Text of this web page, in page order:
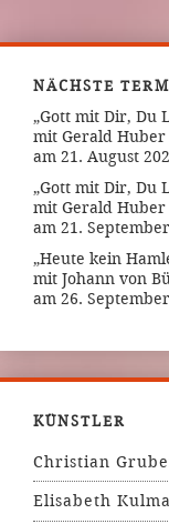
NÄCHSTE
„Gott mit Dir, Du
mit Gerald Huber
am 21. August
„Gott mit Dir, Du
mit Gerald Huber
am 21.
„Heute kein
mit Johann von
am 26.
KÜNSTLER
Christian
Elisabeth